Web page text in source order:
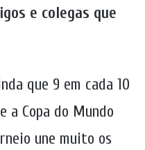
e colegas que
que 9 em cada 10
a Copa do Mundo
une muito os